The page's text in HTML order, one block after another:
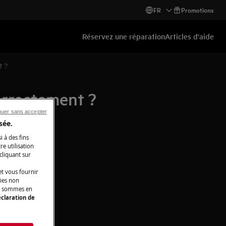
FR Promotions
Réservez une réparationArticles d'aide
?
?
à des fins
utilisation
sur
vous fournir
non
en
de
sans accepter